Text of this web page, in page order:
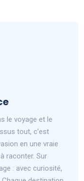
le voyage et le
tout, c’est
en une vraie
raconter. Sur
: avec curiosité,